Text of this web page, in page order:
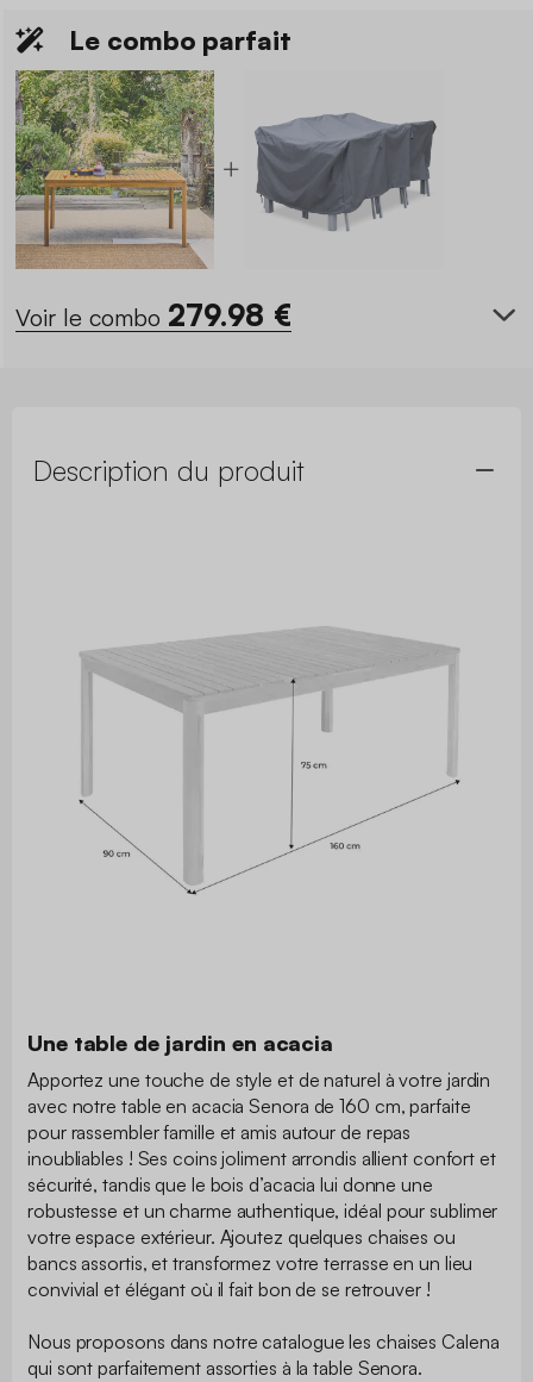
Le combo parfait
Voir le combo 279.98 €
Description du produit
Une table de jardin en acacia
Apportez une touche de style et de naturel à votre jardin
avec notre table en acacia Senora de 160 cm, parfaite
pour rassembler famille et amis autour de repas
inoubliables ! Ses coins joliment arrondis allient confort et
sécurité, tandis que le bois d’acacia lui donne une
robustesse et un charme authentique, idéal pour sublimer
votre espace extérieur. Ajoutez quelques chaises ou
bancs assortis, et transformez votre terrasse en un lieu
convivial et élégant où il fait bon de se retrouver !
Nous proposons dans notre catalogue les chaises Calena
qui sont parfaitement assorties à la table Senora.